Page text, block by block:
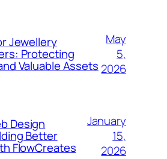
Jewellery
Protecting
Valuable Assets
May
5,
2026
Design
Better
FlowCreates
January
15,
2026